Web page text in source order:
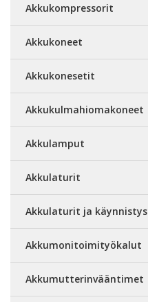
Akkukompressorit
Akkukoneet
Akkukonesetit
Akkukulmahiomakoneet
Akkulamput
Akkulaturit
Akkulaturit ja käynnistys
Akkumonitoimityökalut
Akkumutterinvääntimet